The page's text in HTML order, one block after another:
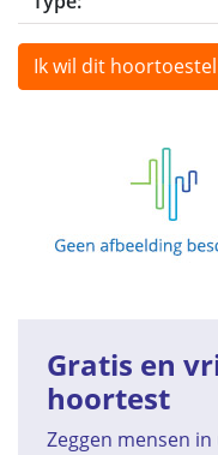
Ik wil dit
Gratis en
hoortest
Zeggen mensen